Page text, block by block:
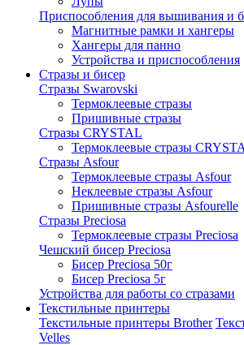
Приспособления для вышивания и
Магнитные рамки и хангеры
Хангеры для панно
Устройства и приспособления
Стразы и бисер
Стразы Swarovski
Термоклеевые стразы
Пришивные стразы
Стразы CRYSTAL
Термоклеевые стразы
Стразы Asfour
Термоклеевые стразы Asfour
Неклеевые стразы Asfour
Пришивные стразы Asfourelle
Стразы Preciosa
Термоклеевые стразы Preciosa
Чешский бисер Preciosa
Бисер Preciosa 50г
Бисер Preciosa 5г
Устройства для работы со стразами
Текстильные принтеры
Текстильные принтеры Brother
Velles